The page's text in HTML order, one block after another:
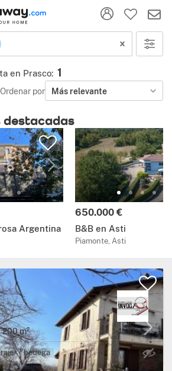
en Prasco: 1
Ordenar por Más relevante
destacadas
Argentina
650.000 €
B&B en Asti
Piamonte, Asti
200 m²
bodega